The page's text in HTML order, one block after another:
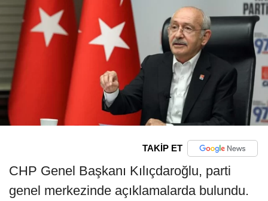
TAKİP ET
CHP Genel Başkanı Kılıçdaroğlu, parti
genel merkezinde açıklamalarda bulundu.